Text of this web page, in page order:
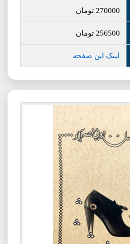
270000 تومان
256500 تومان
لینک این صفحه